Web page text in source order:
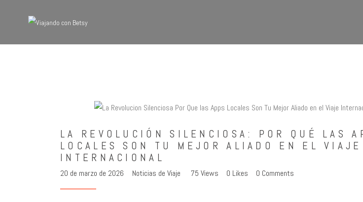
VIAJANDO CON
Blog
Asia
Quienes Somos
Contacto
LA REVOLUCIÓN SILENCIOSA: POR QUÉ LAS
LOCALES SON TU MEJOR ALIADO EN EL VIAJE
INTERNACIONAL
20 de marzo de 2026 Noticias de Viaje 75 Views 0 Likes 0 Comments